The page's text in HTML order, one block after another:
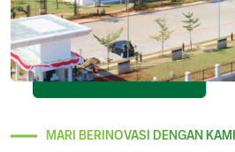
MARI BERINOVASI DENGAN KAMI